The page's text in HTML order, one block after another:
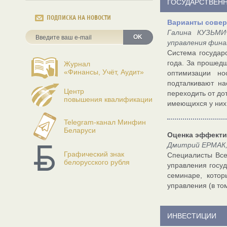
ПОДПИСКА НА НОВОСТИ
OK
Журнал
«Финансы, Учёт, Аудит»
Центр
повышения квалификации
Telegram-канал Минфин
Беларуси
Графический знак
белорусского рубля
Варианты
Галина
управления
Система
года. За
оптимизации
подталкивают
переходить от
имеющихся у
Оценка
Дмитрий
Специалисты
управления
семинаре,
управления (в
ИНВЕСТИЦИИ